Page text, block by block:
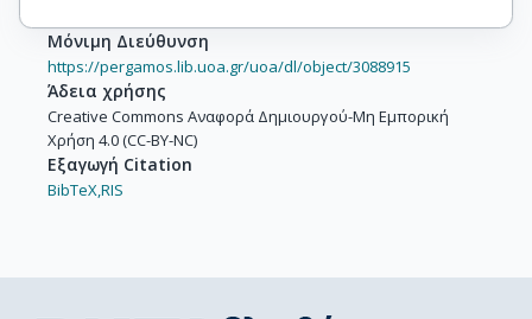
Μόνιμη Διεύθυνση
https://pergamos.lib.uoa.gr/uoa/dl/object/3088915
Άδεια χρήσης
Creative Commons Αναφορά Δημιουργού-Μη Εμπορική
Χρήση 4.0 (CC-BY-NC)
Εξαγωγή Citation
BibTeX,RIS